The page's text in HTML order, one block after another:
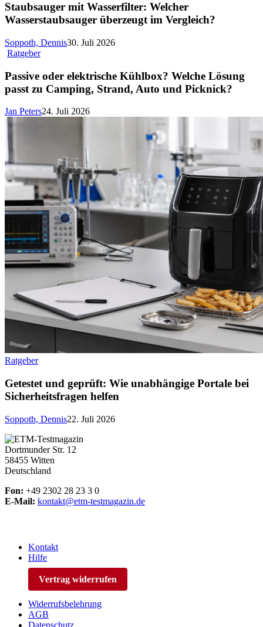
Staubsauger mit Wasserfilter: Welcher
Wasserstaubsauger überzeugt im Vergleich?
Soppoth, Dennis30. Juli 2026
Ratgeber
Passive oder elektrische Kühlbox? Welche Lösung
passt zu Camping, Strand, Auto und Picknick?
Jan Peters24. Juli 2026
Ratgeber
Getestet und geprüft: Wie unabhängige Portale bei
Sicherheitsfragen helfen
Soppoth, Dennis22. Juli 2026
Dortmunder Str. 12
58455 Witten
Deutschland
Fon: +49 2302 28 23 3 0
E-Mail: kontakt@etm-testmagazin.de
Kontakt
Hilfe
Vertrag widerrufen
Widerrufsbelehrung
AGB